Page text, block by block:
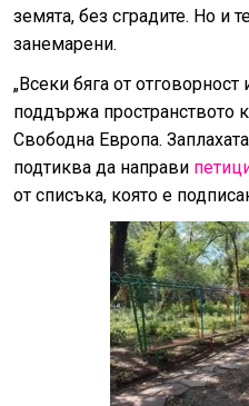
земята, без сградите. Но и
занемарени.
„Всеки бяга от
поддържа пространството
Свободна Европа.
подтиква да направи
от списъка, която е